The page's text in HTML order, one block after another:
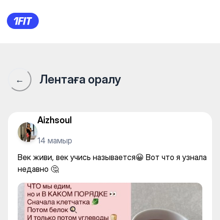
Век живи, век учись
← Лентаға оралу
Aizhsoul
14 мамыр
Век живи, век учись называется😀 Вот что я узнала
недавно 🤔